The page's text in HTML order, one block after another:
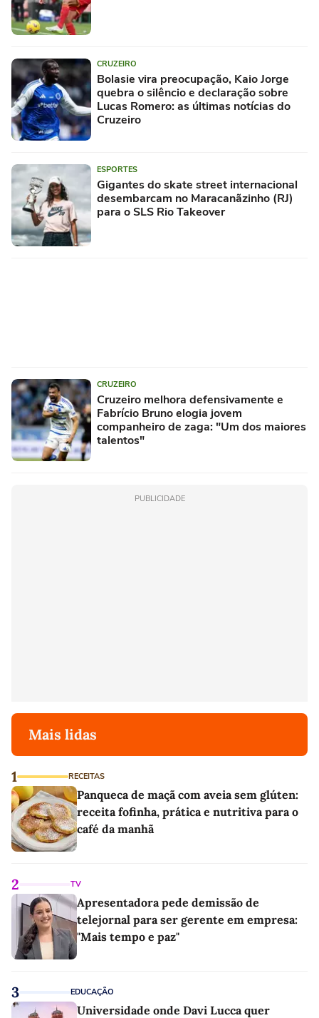
CRUZEIRO
Bolasie vira preocupação, Kaio Jorge
quebra o silêncio e declaração sobre
Lucas Romero: as últimas notícias do
Cruzeiro
ESPORTES
Gigantes do skate street internacional
desembarcam no Maracanãzinho (RJ)
para o SLS Rio Takeover
CRUZEIRO
Cruzeiro melhora defensivamente e
Fabrício Bruno elogia jovem
companheiro de zaga: "Um dos maiores
talentos"
PUBLICIDADE
Mais lidas
1 RECEITAS
Panqueca de maçã com aveia sem glúten:
receita fofinha, prática e nutritiva para o
café da manhã
2 TV
Apresentadora pede demissão de
telejornal para ser gerente em empresa:
"Mais tempo e paz"
3 EDUCAÇÃO
Universidade onde Davi Lucca quer